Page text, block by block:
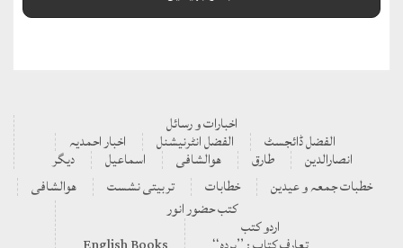
اخبارات و رسائل
الفضل ڈائجسٹ الفضل انٹرنیشنل اخبار احمدیہ
انصارالدین طارق ھوالشافی اسماعیل
دیگر
خطبات جمعہ و عیدین
خطابات تربیتی نشست
ھوالشافی
کتب حضور انور
اردو کتب